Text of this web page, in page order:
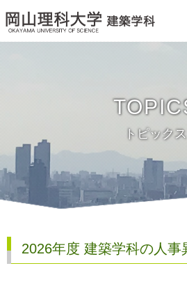
トピックス
2026年度 建築学科の人事